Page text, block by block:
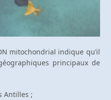
mitochondrial indique qu’il
principaux de
Antilles ;